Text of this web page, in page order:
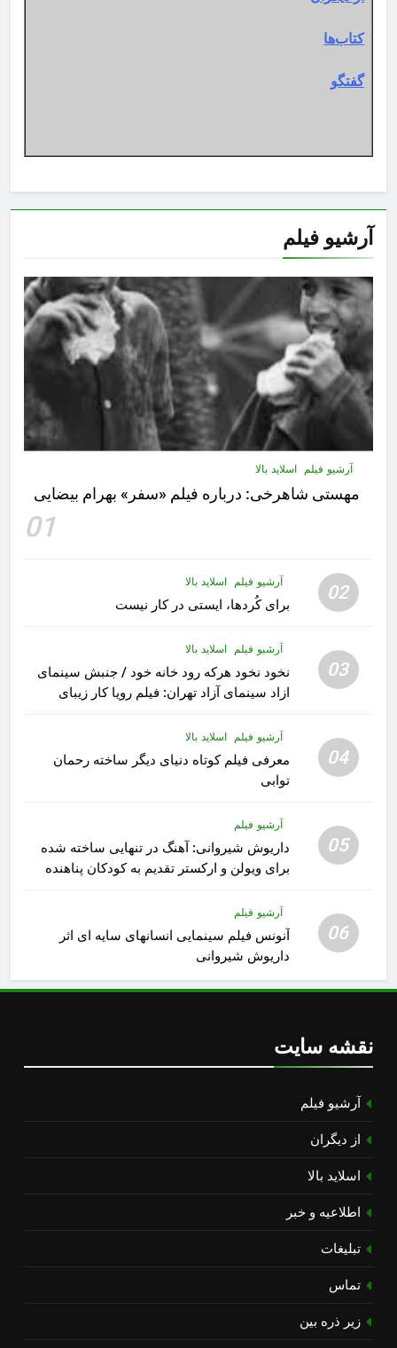
کتاب‌ها
گفتگو
آرشیو فیلم
آرشیو فیلم اسلاید بالا
مهستى شاهرخى:‌ درباره فيلم «سفر» بهرام بیضایی
01
02 آرشیو فیلم اسلاید بالا
برای کُردها، ایستی در کار نیست
03
آرشیو فیلم اسلاید بالا
نخود نخود هرکه رود خانه خود / جنبش سینمای
ازاد سینمای آزاد تهران: فیلم رویا کار زیبای
04
آرشیو فیلم اسلاید بالا
معرفی فیلم کوتاه دنیای دیگر ساخته رحمان
توابی
05
آرشیو فیلم
داریوش شیروانی: آهنگ در تنهایی ساخته شده
برای ویولن و ارکستر تقدیم به کودکان پناهنده
06
آرشیو فیلم
آنونس فیلم سینمایی انسانهای سایه ای اثر
داریوش شیروانی
نقشه سایت
آرشیو فیلم
از دیگران
اسلاید بالا
اطلاعیه و خبر
تبلیغات
تماس
زیر ذره بین